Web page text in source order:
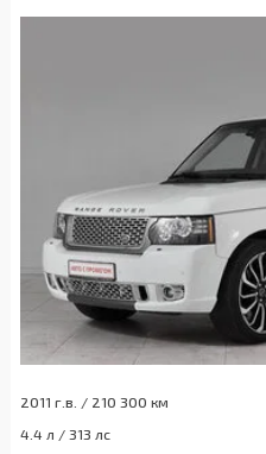
2011 г.в. / 210 300 км
4.4 л / 313 лс